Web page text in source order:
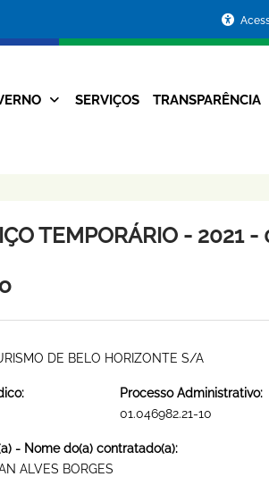
Navegação
SERVIÇOS TRANSPARÊNCIA
TEMPORÁRIO - 2021 -
DE BELO HORIZONTE S/A
Processo Administrativo:
01.046982.21-10
- Nome do(a) contratado(a):
ALVES BORGES